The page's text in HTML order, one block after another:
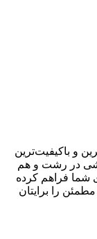
هدف ارائه بهترین و باکیفیت‌ترین
در رشت و هم
شما فراهم کرده
را برایتان